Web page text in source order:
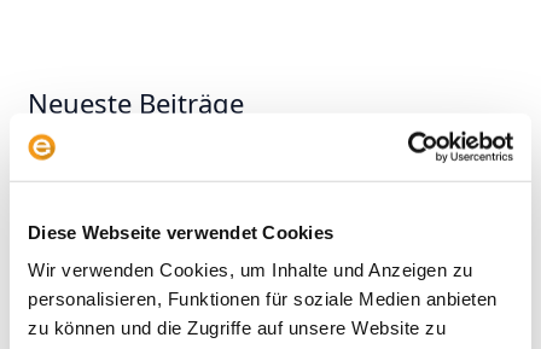
Diese Webseite verwendet Cookies
Wir verwenden Cookies, um Inhalte und Anzeigen zu
personalisieren, Funktionen für soziale Medien anbieten
zu können und die Zugriffe auf unsere Website zu
Neueste Beiträge
Vergessen Sie ESG-ETFs (It’s the fund provider, stupid!)
Aktien?
KI-Aktien: Wie umgehen mit der Herausforderung aus
China?